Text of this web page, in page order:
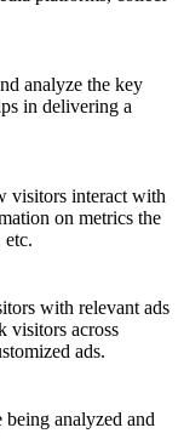
analyze the key
in delivering a
visitors interact with
on metrics the
etc.
with relevant ads
visitors across
ads.
being analyzed and